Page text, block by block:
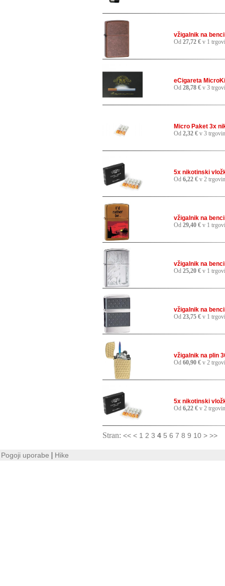
vžigalnik na
Od 27,72 € v 1
eCigareta
Od 28,78 € v 3
Micro Paket 3x
Od 2,32 € v 3
5x nikotinski
Od 6,22 € v 2
vžigalnik na
Od 29,40 € v 1
vžigalnik na
Od 25,20 € v 1
vžigalnik na
Od 23,75 € v 1
vžigalnik na plin
Od 60,90 € v 2
5x nikotinski
Od 6,22 € v 2
Stran: << < 1 2 3 4 5 6 7 8 9 10 > >>
Pogoji uporabe | Hike